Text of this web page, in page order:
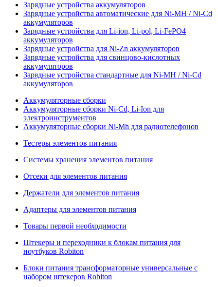
Зарядные устройства аккумуляторов
Зарядные устройства автоматические для Ni-MH / Ni-Cd
аккумуляторов
Зарядные устройства для Li-ion, Li-pol, Li-FePO4
аккумуляторов
Зарядные устройства для Ni-Zn аккумуляторов
Зарядные устройства для свинцово-кислотных
аккумуляторов
Зарядные устройства стандартные для Ni-MH / Ni-Cd
аккумуляторов
Аккумуляторные сборки
Аккумуляторные сборки Ni-Cd, Li-Ion для
электроинструментов
Аккумуляторные сборки Ni-Mh для радиотелефонов
Тестеры элементов питания
Системы хранения элементов питания
Отсеки для элементов питания
Держатели для элементов питания
Адаптеры для элементов питания
Товары первой необходимости
Штекеры и переходники к блокам питания для
ноутбуков Robiton
Блоки питания трансформаторные универсальные с
набором штекеров Robiton